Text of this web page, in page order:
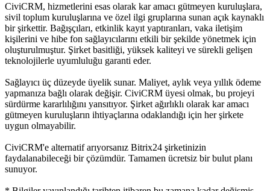
CiviCRM, hizmetlerini esas olarak kar amacı gütmeyen kuruluşlara,
sivil toplum kuruluşlarına ve özel ilgi gruplarına sunan açık kaynaklı
bir şirkettir. Bağışçıları, etkinlik kayıt yaptıranları, vaka iletişim
kişilerini ve hibe fon sağlayıcılarını etkili bir şekilde yönetmek için
oluşturulmuştur. Şirket basitliği, yüksek kaliteyi ve sürekli gelişen
teknolojilerle uyumluluğu garanti eder.
Sağlayıcı üç düzeyde üyelik sunar. Maliyet, aylık veya yıllık ödeme
yapmanıza bağlı olarak değişir. CiviCRM üyesi olmak, bu projeyi
sürdürme kararlılığını yansıtıyor. Şirket ağırlıklı olarak kar amacı
gütmeyen kuruluşların ihtiyaçlarına odaklandığı için her şirkete
uygun olmayabilir.
CiviCRM'e alternatif arıyorsanız Bitrix24 şirketinizin
faydalanabileceği bir çözümdür. Tamamen ücretsiz bir bulut planı
sunuyor.